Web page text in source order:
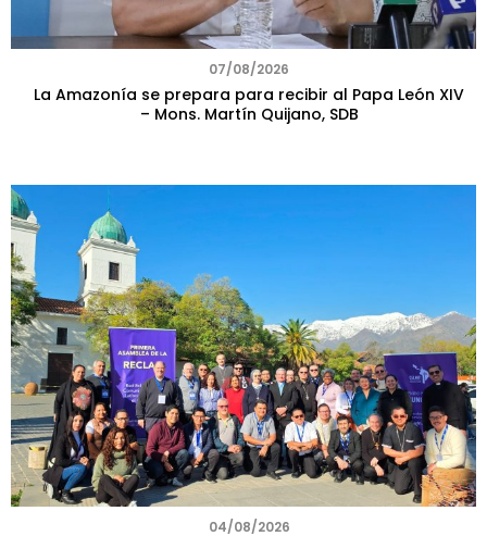
07/08/2026
La Amazonía se prepara para recibir al Papa León XIV
– Mons. Martín Quijano, SDB
04/08/2026